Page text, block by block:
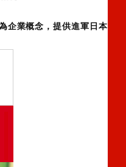
企業概念，提供進軍日本